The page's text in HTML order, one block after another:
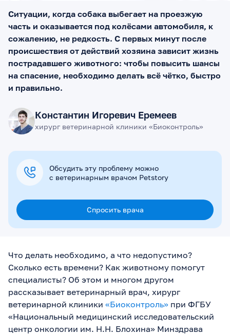
Ситуации, когда собака выбегает на проезжую
часть и оказывается под колёсами автомобиля, к
сожалению, не редкость. С первых минут после
происшествия от действий хозяина зависит жизнь
пострадавшего животного: чтобы повысить шансы
на спасение, необходимо делать всё чётко, быстро
и правильно.
Константин Игоревич Еремеев
хирург ветеринарной клиники «Биоконтроль»
Обсудить эту проблему можно
с ветеринарным врачом Petstory
Спросить врача
Что делать необходимо, а что недопустимо?
Сколько есть времени? Как животному помогут
специалисты? Об этом и многом другом
рассказывает ветеринарный врач, хирург
ветеринарной клиники «Биоконтроль» при ФГБУ
«Национальный медицинский исследовательский
центр онкологии им. Н.Н. Блохина» Минздрава